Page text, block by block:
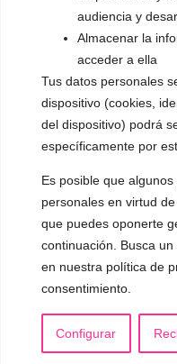
audiencia y
Almacenar la
acceder a ella
Tus datos personales
dispositivo (cookies,
del dispositivo) podrá
específicamente por
Es posible que
personales en virtud
que puedes oponerte
continuación. Busca
en nuestra política de
consentimiento.
Configurar
¿Quién es Mariela
📚 Libros & Ebooks
❓ Preguntas
VOCES
▪️ Feminización de la
▪️ Masculinización de la
▪️ Neutralización de la
▪️ Dualización de la voz